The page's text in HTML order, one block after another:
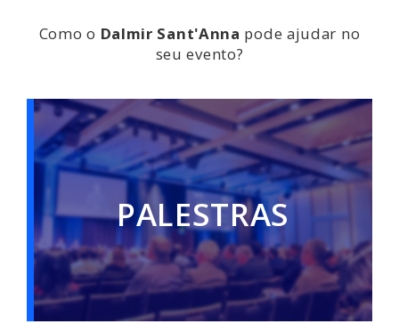
Como o Dalmir Sant'Anna pode ajudar no
seu evento?
PALESTRAS